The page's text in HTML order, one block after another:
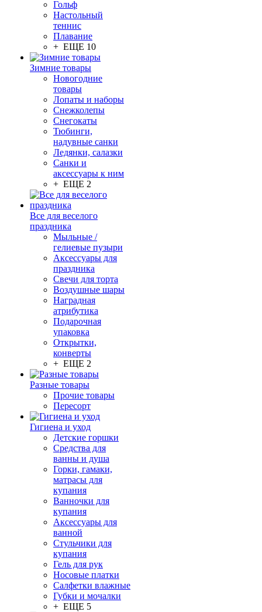
Гольф
Настольный
теннис
Плавание
+ ЕЩЕ 10
Зимние товары
Новогодние
товары
Лопаты и наборы
Снежколепы
Снегокаты
Тюбинги,
надувные санки
Ледянки, салазки
Санки и
аксессуары к ним
+ ЕЩЕ 2
Все для веселого
праздника
Мыльные /
гелиевые пузыри
Аксессуары для
праздника
Свечи для торта
Воздушные шары
Наградная
атрибутика
Подарочная
упаковка
Открытки,
конверты
+ ЕЩЕ 2
Разные товары
Прочие товары
Пересорт
Гигиена и уход
Детские горшки
Средства для
ванны и душа
Горки, гамаки,
матрасы для
купания
Ванночки для
купания
Аксессуары для
ванной
Стульчики для
купания
Гель для рук
Носовые платки
Салфетки влажные
Губки и мочалки
+ ЕЩЕ 5